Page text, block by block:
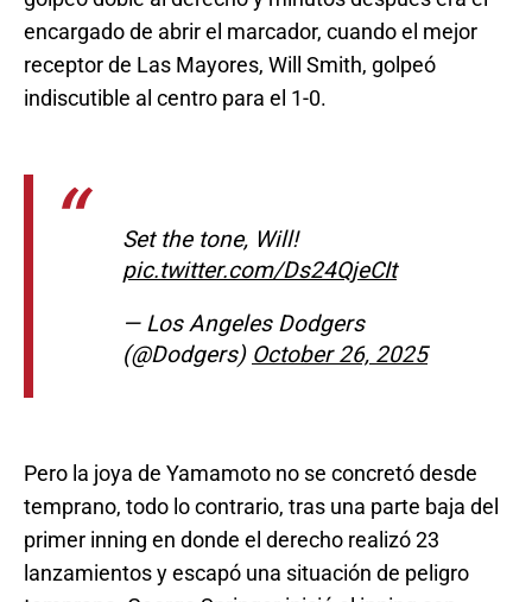
encargado de abrir el marcador, cuando el mejor
receptor de Las Mayores, Will Smith, golpeó
indiscutible al centro para el 1-0.
Set the tone, Will!
pic.twitter.com/Ds24QjeCIt
— Los Angeles Dodgers
(@Dodgers) October 26, 2025
Pero la joya de Yamamoto no se concretó desde
temprano, todo lo contrario, tras una parte baja del
primer inning en donde el derecho realizó 23
lanzamientos y escapó una situación de peligro